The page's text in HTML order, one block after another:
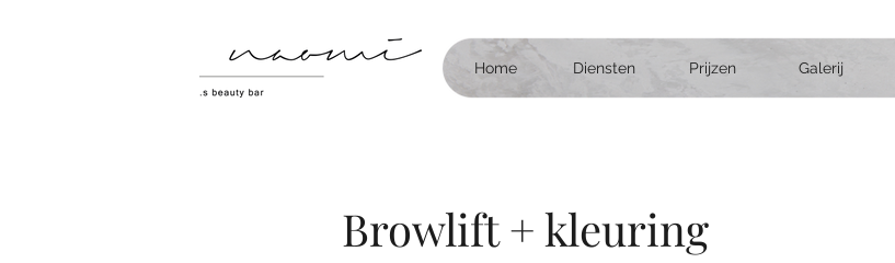
Home Diensten Prijzen Galerij
Browlift + kleuring